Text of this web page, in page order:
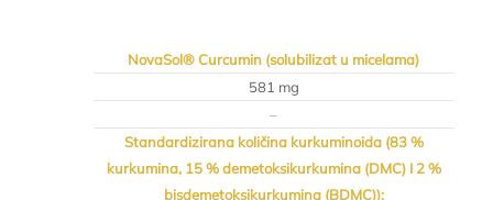
NovaSol® Curcumin (solubilizat u micelama)
581 mg
–
Standardizirana količina kurkuminoida (83 %
kurkumina, 15 % demetoksikurkumina (DMC) I 2 %
bisdemetoksikurkumina (BDMC)):